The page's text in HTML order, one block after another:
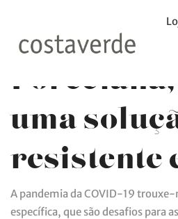
uma
resistente
A pandemia da COVID-19
específica, que são desafios para